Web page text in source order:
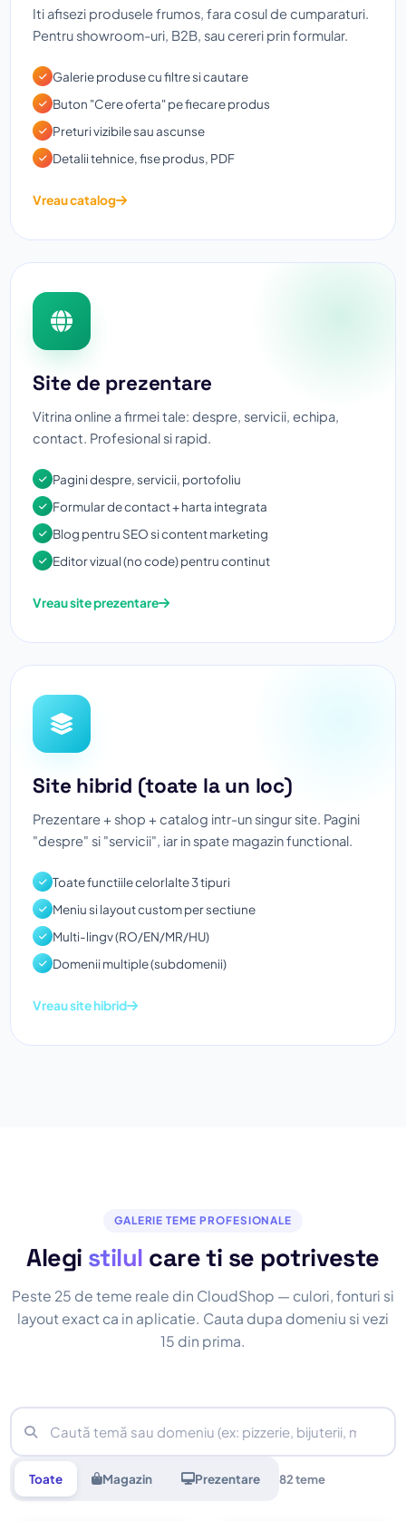
Iti afisezi produsele frumos, fara cosul de cumparaturi.
Pentru showroom-uri, B2B, sau cereri prin formular.
Galerie produse cu filtre si cautare
Buton "Cere oferta" pe fiecare produs
Preturi vizibile sau ascunse
Detalii tehnice, fise produs, PDF
Vreau catalog
Site de prezentare
Vitrina online a firmei tale: despre, servicii, echipa,
contact. Profesional si rapid.
Pagini despre, servicii, portofoliu
Formular de contact + harta integrata
Blog pentru SEO si content marketing
Editor vizual (no code) pentru continut
Vreau site prezentare
Site hibrid (toate la un loc)
Prezentare + shop + catalog intr-un singur site. Pagini
"despre" si "servicii", iar in spate magazin functional.
Toate functiile celorlalte 3 tipuri
Meniu si layout custom per sectiune
Multi-lingv (RO/EN/MR/HU)
Domenii multiple (subdomenii)
Vreau site hibrid
GALERIE TEME PROFESIONALE
Alegi stilul care ti se potriveste
Peste 25 de teme reale din CloudShop — culori, fonturi si
layout exact ca in aplicatie. Cauta dupa domeniu si vezi
15 din prima.
Toate Magazin Prezentare 82 teme